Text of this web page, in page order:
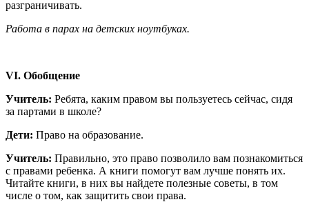
разграничивать.
Работа в парах на детских ноутбуках.
VI. Обобщение
Учитель: Ребята, каким правом вы пользуетесь сейчас, сидя
за партами в школе?
Дети: Право на образование.
Учитель: Правильно, это право позволило вам познакомиться
с правами ребенка. А книги помогут вам лучше понять их.
Читайте книги, в них вы найдете полезные советы, в том
числе о том, как защитить свои права.